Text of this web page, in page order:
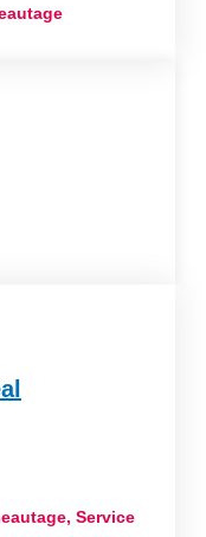
, Service